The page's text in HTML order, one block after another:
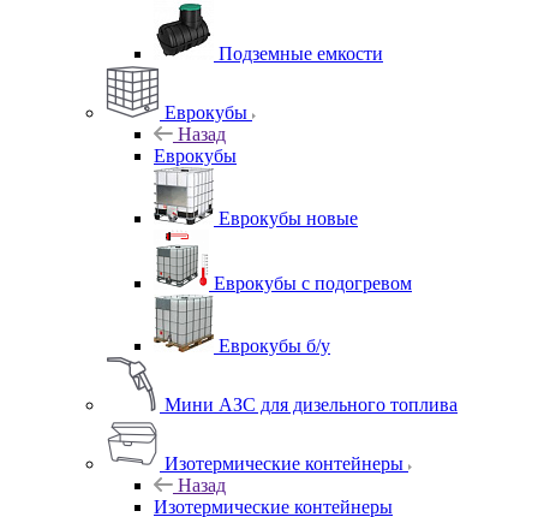
Подземные емкости
Еврокубы
Назад
Еврокубы
Еврокубы новые
Еврокубы с подогревом
Еврокубы б/у
Мини АЗС для дизельного топлива
Изотермические контейнеры
Назад
Изотермические контейнеры